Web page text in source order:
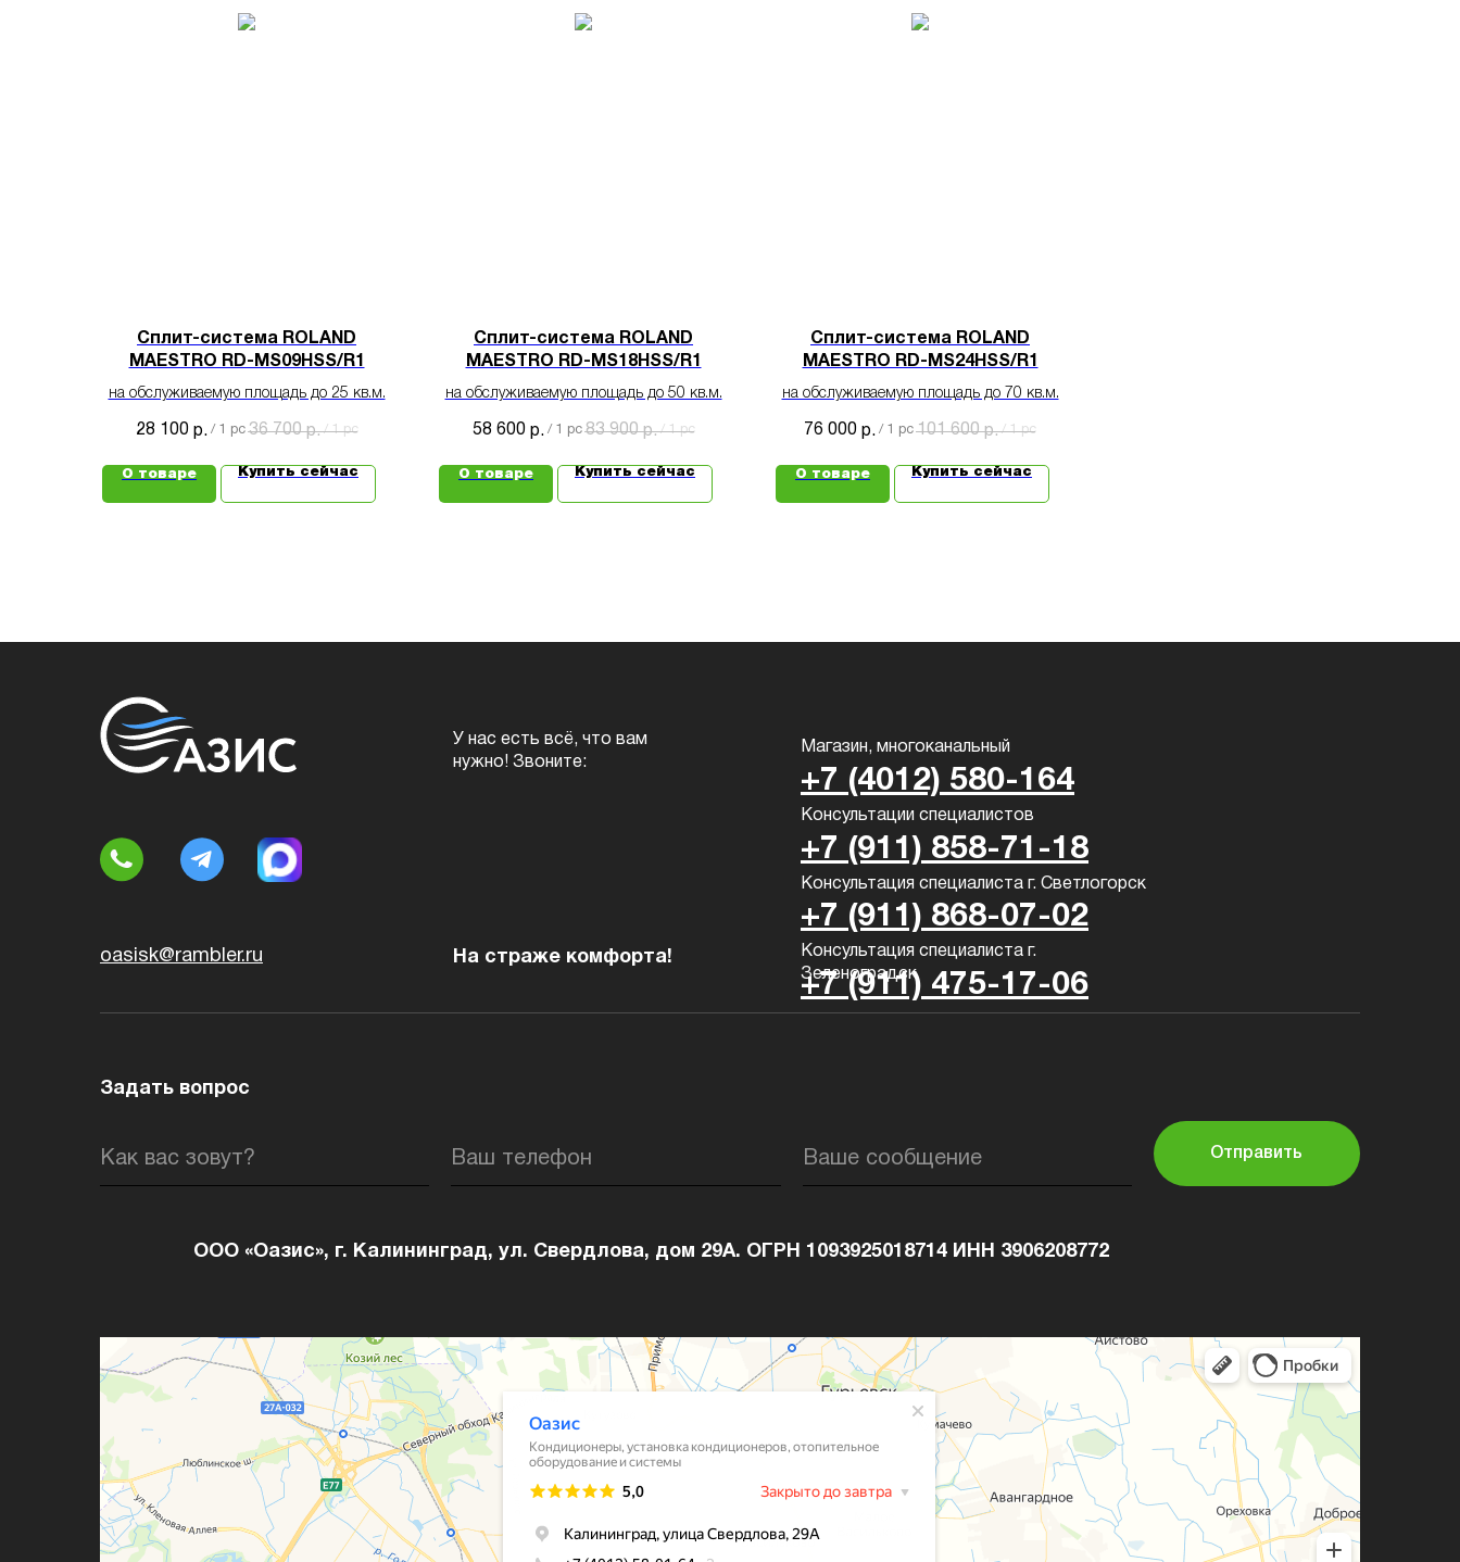
Сплит-система ROLAND
MAESTRO RD-MS09HSS/R1
на обслуживаемую площадь до 25 кв.м.
28 100 р. / 1 pc 36 700 р. / 1 pc
О товаре Купить сейчас
Сплит-система ROLAND
MAESTRO RD-MS18HSS/R1
на обслуживаемую площадь до 50 кв.м.
58 600 р. / 1 pc 83 900 р. / 1 pc
О товаре Купить сейчас
Сплит-система ROLAND
MAESTRO RD-MS24HSS/R1
на обслуживаемую площадь до 70 кв.м.
76 000 р. / 1 pc 101 600 р. / 1 pc
О товаре Купить сейчас
Как вас зовут? Ваш телефон Ваше сообщение Отправить
oasisk@rambler.ru
У нас есть всё, что вам
нужно! Звоните:
На страже комфорта!
Магазин, многоканальный
Консультация специалиста г. Светлогорск
Консультация специалиста г.
Зеленоградск
Консультации специалистов
+7 (911) 858-71-18
+7 (911) 475-17-06
+7 (911) 868-07-02
+7 (4012) 580-164
Задать вопрос
ООО «Оазис», г. Калининград, ул. Свердлова, дом 29А. ОГРН 1093925018714 ИНН 3906208772